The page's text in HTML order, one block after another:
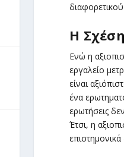
Η
Ενώ η
εργαλείο
είναι
ένα
ερωτήσεις
Έτσι, η